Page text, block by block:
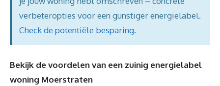
verbeteropties voor een gunstiger energielabel.
Check de potentiële besparing.
Bekijk de voordelen van een zuinig energielabel
woning Moerstraten